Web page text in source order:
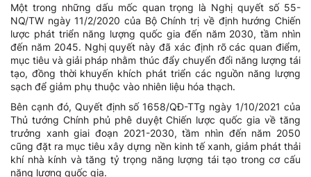
Một trong những dấu mốc quan trọng là Nghị quyết số 55-
NQ/TW ngày 11/2/2020 của Bộ Chính trị về định hướng Chiến
lược phát triển năng lượng quốc gia đến năm 2030, tầm nhìn
đến năm 2045. Nghị quyết này đã xác định rõ các quan điểm,
mục tiêu và giải pháp nhằm thúc đẩy chuyển đổi năng lượng tái
tạo, đồng thời khuyến khích phát triển các nguồn năng lượng
sạch để giảm phụ thuộc vào nhiên liệu hóa thạch.
Bên cạnh đó, Quyết định số 1658/QĐ-TTg ngày 1/10/2021 của
Thủ tướng Chính phủ phê duyệt Chiến lược quốc gia về tăng
trưởng xanh giai đoạn 2021-2030, tầm nhìn đến năm 2050
cũng đặt ra mục tiêu xây dựng nền kinh tế xanh, giảm phát thải
khí nhà kính và tăng tỷ trọng năng lượng tái tạo trong cơ cấu
năng lượng quốc gia.